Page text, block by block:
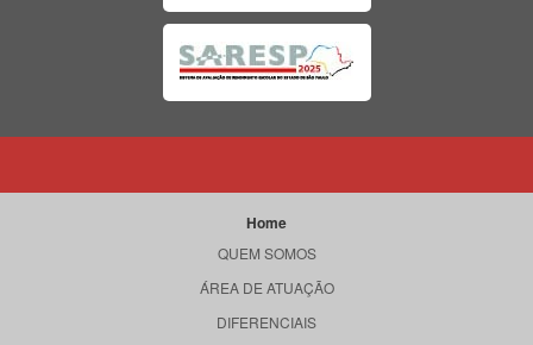
Home
QUEM SOMOS
ÁREA DE ATUAÇÃO
DIFERENCIAIS